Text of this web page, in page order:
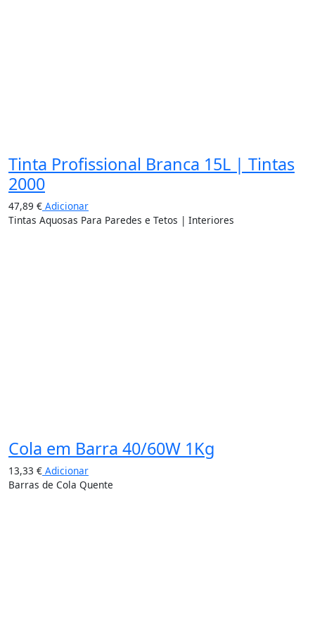
Tinta Profissional Branca 15L | Tintas
2000
47,89 € Adicionar
Tintas Aquosas Para Paredes e Tetos | Interiores
Cola em Barra 40/60W 1Kg
13,33 € Adicionar
Barras de Cola Quente